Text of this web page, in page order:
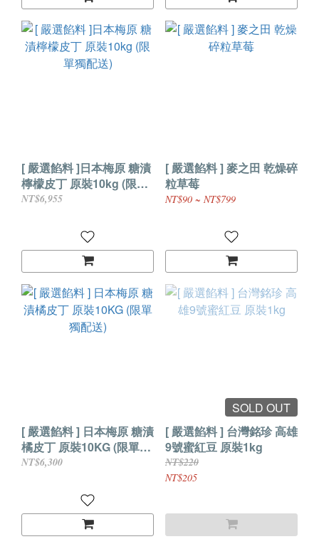
[ 嚴選餡料 ]日本梅原 糖漬
檸檬皮丁 原裝10kg (限單
獨配送)
NT$6,955
[ 嚴選餡料 ] 麥之田 乾燥碎
粒草莓
NT$90 ~ NT$799
[ 嚴選餡料 ] 日本梅原 糖漬
橘皮丁 原裝10KG (限單獨
配送)
NT$6,300
SOLD OUT
[ 嚴選餡料 ] 台灣銘珍 高雄
9號蜜紅豆 原裝1kg
NT$220
NT$205